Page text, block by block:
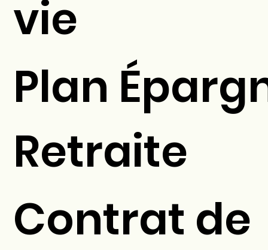
vie
Plan
Retraite
Contrat de